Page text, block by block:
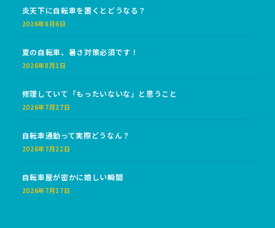
炎天下に自転車を置くとどうなる？
2026年8月6日
夏の自転車、暑さ対策必須です！
2026年8月1日
修理していて「もったいないな」と思うこと
2026年7月27日
自転車通勤って実際どうなん？
2026年7月22日
自転車屋が密かに嬉しい瞬間
2026年7月17日